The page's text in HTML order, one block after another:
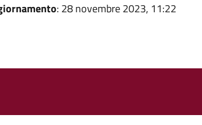
: 28 novembre 2023, 11:22